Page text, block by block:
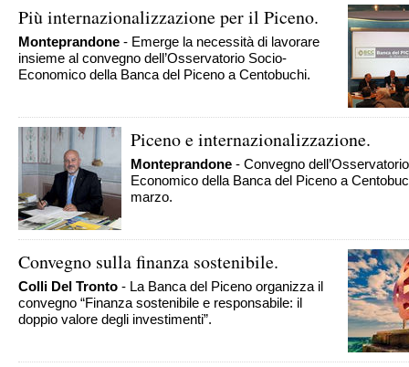
Più internazionalizzazione per il Piceno.
Monteprandone - Emerge la necessità di lavorare
insieme al convegno dell’Osservatorio Socio-
Economico della Banca del Piceno a Centobuchi.
Piceno e internazionalizzazione.
Monteprandone - Convegno
Economico della Banca del Piceno a
marzo.
Convegno sulla finanza sostenibile.
Colli Del Tronto - La Banca del Piceno organizza il
convegno “Finanza sostenibile e responsabile: il
doppio valore degli investimenti”.